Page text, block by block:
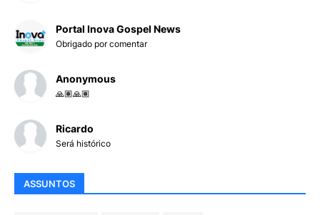
Portal Inova Gospel News
Obrigado por comentar
Anonymous
🙏🏽🙏🏽
Ricardo
Será histórico
ASSUNTOS